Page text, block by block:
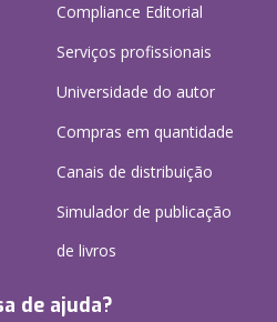
Compliance Editorial
Serviços profissionais
Universidade do autor
Compras em quantidade
Canais de distribuição
Simulador de publicação
de livros
de ajuda?